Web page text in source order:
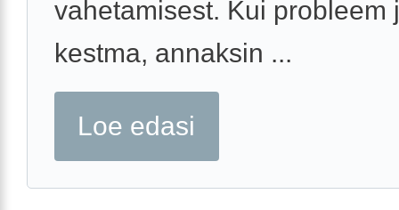
vahetamisest. Kui probleem
kestma, annaksin ...
Loe edasi